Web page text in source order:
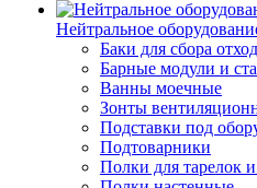
Нейтральное
Баки для сбора
Барные модули и
Ванны моечные
Зонты
Подставки под
Подтоварники
Полки для тарелок